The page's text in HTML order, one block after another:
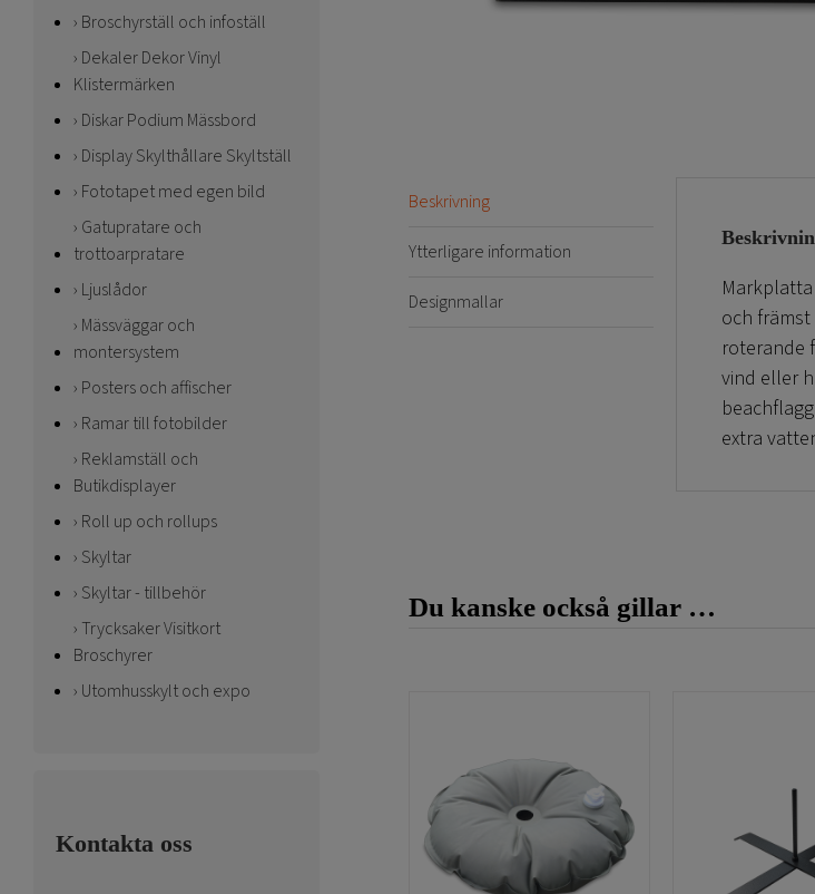
Beskrivning
Ytterligare information
Designmallar
och
roterande
vind eller
extra
Du kanske också gillar …
Broschyrställ och infoställ
Dekaler Dekor Vinyl
Klistermärken
Diskar Podium Mässbord
Display Skylthållare Skyltställ
Fototapet med egen bild
Gatupratare och
trottoarpratare
Ljuslådor
Mässväggar och
montersystem
Posters och affischer
Ramar till fotobilder
Reklamställ och
Butikdisplayer
Roll up och rollups
Skyltar
Skyltar - tillbehör
Trycksaker Visitkort
Broschyrer
Utomhusskylt och expo
Kontakta oss